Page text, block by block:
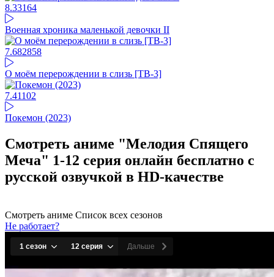
8.33164
Военная хроника маленькой девочки II
7.682858
О моём перерождении в слизь [ТВ-3]
7.41102
Покемон (2023)
Смотреть аниме "Мелодия Спящего
Меча" 1-12 серия онлайн бесплатно с
русской озвучкой в HD-качестве
Смотреть аниме Список всех сезонов
Не работает?